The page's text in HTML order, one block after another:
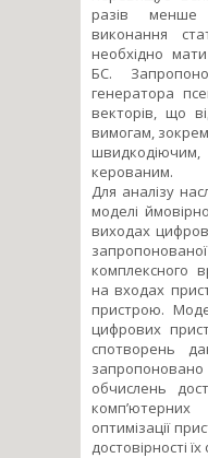
разів менше
виконання
необхідно
БС.
генератора
векторів, що
вимогам,
керованим.
Для аналізу
моделі
виходах
комплексного
на входах
пристрою.
цифрових
спотворень
обчислень
оптимізації
достовірності